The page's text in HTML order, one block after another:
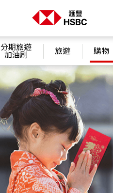
分期旅遊
加油刷 旅遊 購物